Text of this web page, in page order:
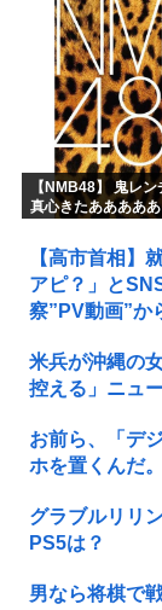
【NMB48】 鬼レ
真心きたあああああ
【高市首相】
アピ？」と
察”PV動画”か
米兵が沖縄の
控える」ニュ
お前ら、「デ
ホを置くんだ。
グラブルリリ
PS5は？
男なら将棋で